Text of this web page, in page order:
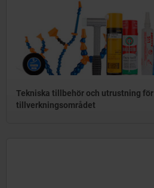
Tekniska tillbehör och utrustning för
tillverkningsområdet